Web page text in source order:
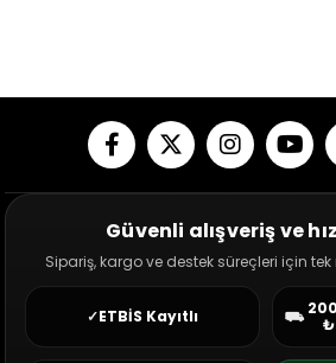
Güvenli alışveriş ve
Sipariş, kargo ve destek süreçleri için tek
✓ETBİS Kayıtlı ⛟
₺